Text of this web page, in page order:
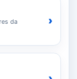
da
›